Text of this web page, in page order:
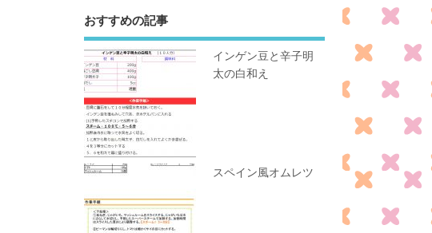
おすすめの記事
インゲン豆と辛子明
太の白和え
スペイン風オムレツ